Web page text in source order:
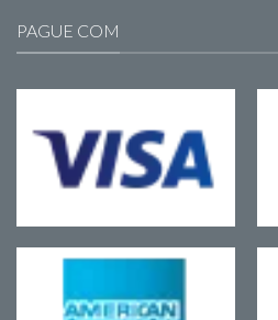
PAGUE COM